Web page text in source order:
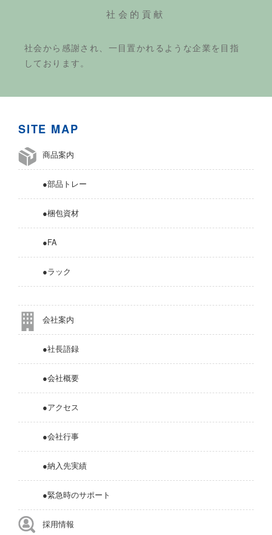
社会的貢献
社会から感謝され、一目置かれるような企業を目指
しております。
SITE MAP
商品案内
●部品トレー
●梱包資材
●FA
●ラック
会社案内
●社長語録
●会社概要
●アクセス
●会社行事
●納入先実績
●緊急時のサポート
採用情報